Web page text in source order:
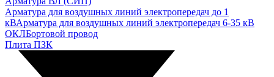
Арматура для воздушных линий электропередач до 1
кВАрматура для воздушных линий электропередач 6-35 кВ
ОКЛБортовой провод
Плита ПЗК